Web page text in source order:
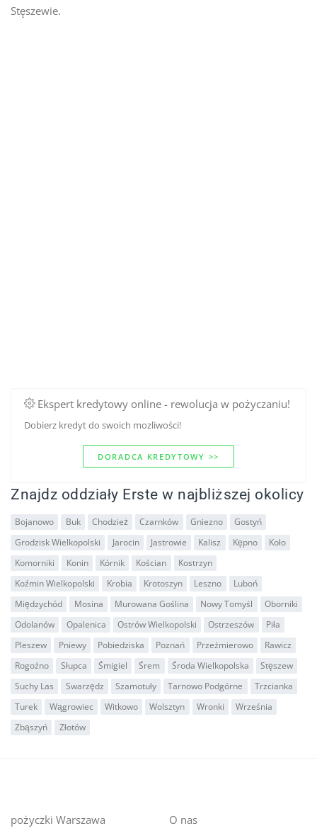
Stęszewie.
Ekspert kredytowy online - rewolucja w pożyczaniu!
Dobierz kredyt do swoich mozliwości!
DORADCA KREDYTOWY >>
Znajdz oddziały Erste w najbliższej okolicy
Bojanowo Buk Chodzież Czarnków Gniezno
Gostyń
Grodzisk Wielkopolski
Jarocin Jastrowie Kalisz Kępno
Koło
Komorniki
Konin Kórnik Kościan
Kostrzyn
Koźmin Wielkopolski
Krobia Krotoszyn Leszno
Luboń
Międzychód
Mosina Murowana Goślina Nowy Tomyśl
Oborniki
Odolanów
Opalenica Ostrów Wielkopolski Ostrzeszów
Piła
Pleszew
Pniewy Pobiedziska Poznań Przeźmierowo
Rawicz
Rogoźno
Słupca Śmigiel Śrem Środa Wielkopolska
Stęszew
Suchy Las
Swarzędz Szamotuły Tarnowo Podgórne
Trzcianka
Turek
Wągrowiec Witkowo Wolsztyn Wronki
Września
Zbąszyń
Złotów
pożyczki Warszawa
O nas